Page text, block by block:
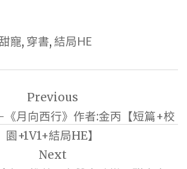
寵, 穿書, 結局HE
Previous
月向西行》作者:金丙【短篇+校
園+1V1+結局HE】
Next